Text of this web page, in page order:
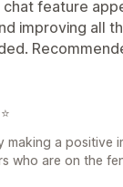
feature
improving all
making a positive
who are on the